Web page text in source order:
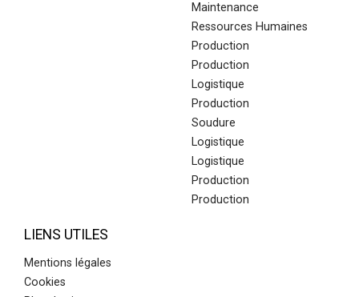
Maintenance
Ressources Humaines
Production
Production
Logistique
Production
Soudure
Logistique
Logistique
Production
Production
LIENS UTILES
Mentions légales
Cookies